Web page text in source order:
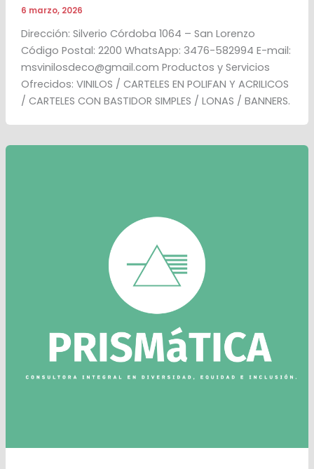
6 marzo, 2026
Dirección: Silverio Córdoba 1064 – San Lorenzo
Código Postal: 2200 WhatsApp: 3476-582994 E-mail:
msvinilosdeco@gmail.com Productos y Servicios
Ofrecidos: VINILOS / CARTELES EN POLIFAN Y ACRILICOS
/ CARTELES CON BASTIDOR SIMPLES / LONAS / BANNERS.